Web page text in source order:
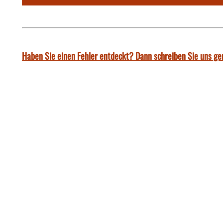
Haben Sie einen Fehler entdeckt? Dann schreiben Sie uns